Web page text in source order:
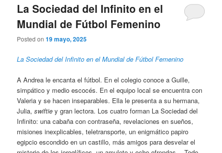
La Sociedad del Infinito en el
Mundial de Fútbol Femenino
Posted on19 mayo, 2025
La Sociedad del Infinito en el Mundial de Fútbol Femenino
A Andrea le encanta el fútbol. En el colegio conoce a Guille,
simpático y medio escocés. En el equipo local se encuentra con
Valeria y se hacen inseparables. Ella le presenta a su hermana,
Julia,swiftie y gran lectora. Los cuatro forman La Sociedad del
Infinito: una cabaña con contraseña, revelaciones en sueños,
misiones inexplicables, teletransporte, un enigmático papiro
egipcio escondido en un castillo, más amigos para desvelar el